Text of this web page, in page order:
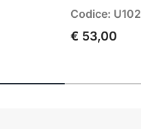
Codice: U102
€ 53,00